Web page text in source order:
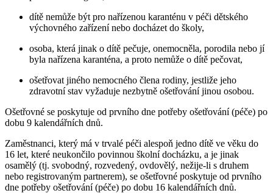
dítě nemůže být pro nařízenou karanténu v péči dětského
výchovného zařízení nebo docházet do školy,
osoba, která jinak o dítě pečuje, onemocněla, porodila nebo jí
byla nařízena karanténa, a proto nemůže o dítě pečovat,
ošetřovat jiného nemocného člena rodiny, jestliže jeho
zdravotní stav vyžaduje nezbytně ošetřování jinou osobou.
Ošetřovné se poskytuje od prvního dne potřeby ošetřování (péče) po
dobu 9 kalendářních dnů.
Zaměstnanci, který má v trvalé péči alespoň jedno dítě ve věku do
16 let, které neukončilo povinnou školní docházku, a je jinak
osamělý (tj. svobodný, rozvedený, ovdovělý, nežije-li s druhem
nebo registrovaným partnerem), se ošetřovné poskytuje od prvního
dne potřeby ošetřování (péče) po dobu 16 kalendářních dnů.